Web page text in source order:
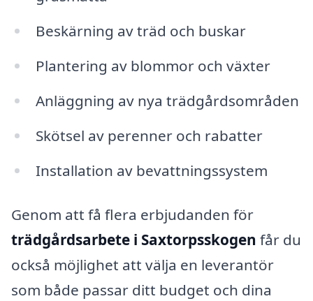
Beskärning av träd och buskar
Plantering av blommor och växter
Anläggning av nya trädgårdsområden
Skötsel av perenner och rabatter
Installation av bevattningssystem
Genom att få flera erbjudanden för
trädgårdsarbete i Saxtorpsskogen får du
också möjlighet att välja en leverantör
som både passar ditt budget och dina